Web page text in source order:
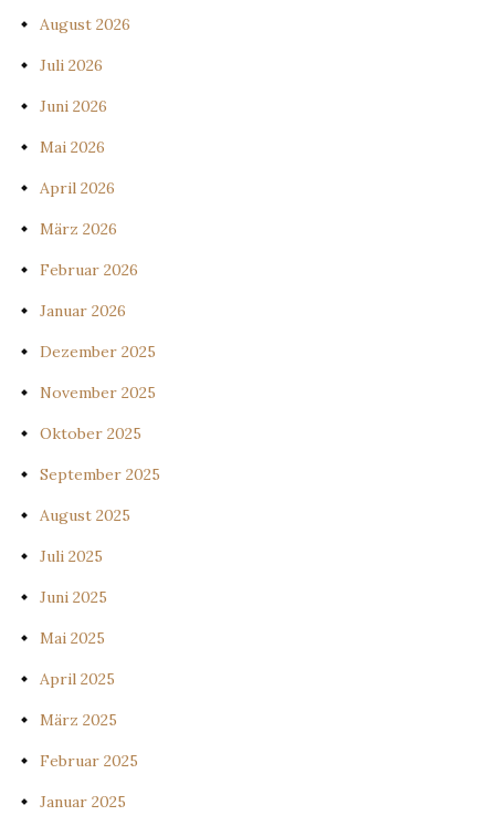
August 2026
Juli 2026
Juni 2026
Mai 2026
April 2026
März 2026
Februar 2026
Januar 2026
Dezember 2025
November 2025
Oktober 2025
September 2025
August 2025
Juli 2025
Juni 2025
Mai 2025
April 2025
März 2025
Februar 2025
Januar 2025